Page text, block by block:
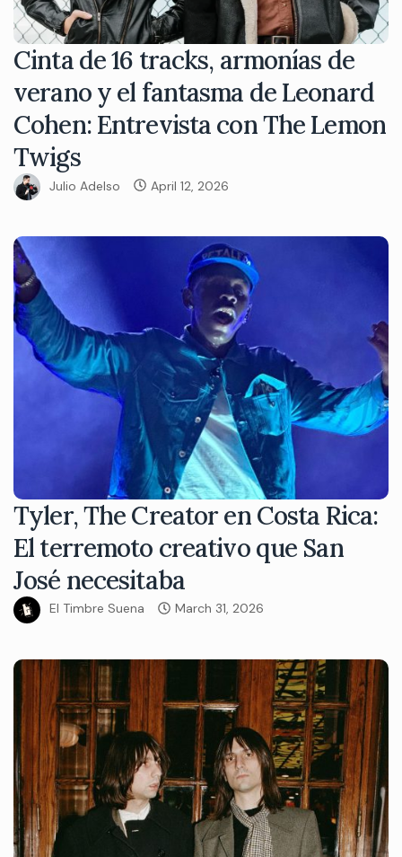
Cinta de 16 tracks, armonías de
verano y el fantasma de Leonard
Cohen: Entrevista con The Lemon
Twigs
Julio Adelso April 12, 2026
Tyler, The Creator en Costa Rica:
El terremoto creativo que San
José necesitaba
El Timbre Suena March 31, 2026